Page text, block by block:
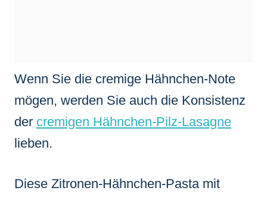
Wenn Sie die cremige Hähnchen-Note
mögen, werden Sie auch die Konsistenz
der cremigen Hähnchen-Pilz-Lasagne
lieben.
Diese Zitronen-Hähnchen-Pasta mit